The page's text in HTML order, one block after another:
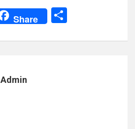
Share
ar
Admin